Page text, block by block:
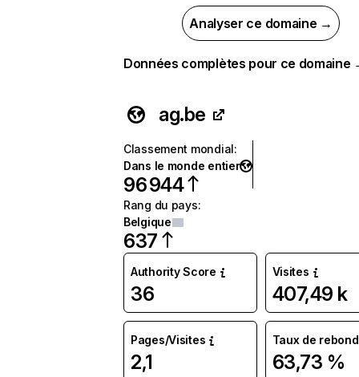
Analyser ce domaine →
Données complètes pour ce domaine
ag.be
Classement mondial:
Dans le monde entier
96 944
Rang du pays:
Belgique
637
Authority Score
36
Visites
407,49 k
Pages/Visites
2,1
Taux de rebond
63,73 %